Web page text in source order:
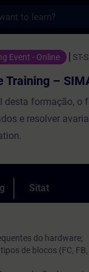
S7
Event - Online ST-
Training –
desta formação, o
e resolver
Sitat
do hardware;
de blocos (FC, FB,